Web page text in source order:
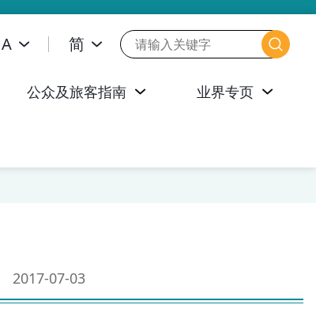
A 简
公众及旅客指南 业界专页
2017-07-03